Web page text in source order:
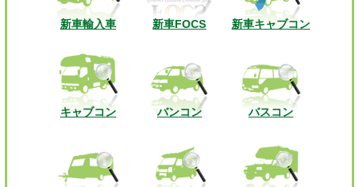
新車輸入車 新車FOCS 新車キャブコン
キャブコン バンコン バスコン